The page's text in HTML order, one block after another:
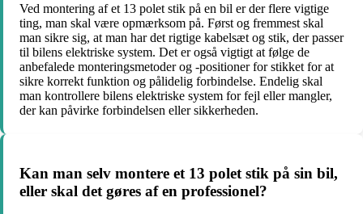
Ved montering af et 13 polet stik på en bil er der flere vigtige
ting, man skal være opmærksom på. Først og fremmest skal
man sikre sig, at man har det rigtige kabelsæt og stik, der passer
til bilens elektriske system. Det er også vigtigt at følge de
anbefalede monteringsmetoder og -positioner for stikket for at
sikre korrekt funktion og pålidelig forbindelse. Endelig skal
man kontrollere bilens elektriske system for fejl eller mangler,
der kan påvirke forbindelsen eller sikkerheden.
Kan man selv montere et 13 polet stik på sin bil,
eller skal det gøres af en professionel?